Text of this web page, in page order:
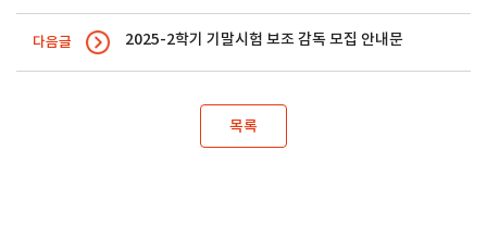
다음글 2025-2학기 기말시험 보조 감독 모집 안내문
목록